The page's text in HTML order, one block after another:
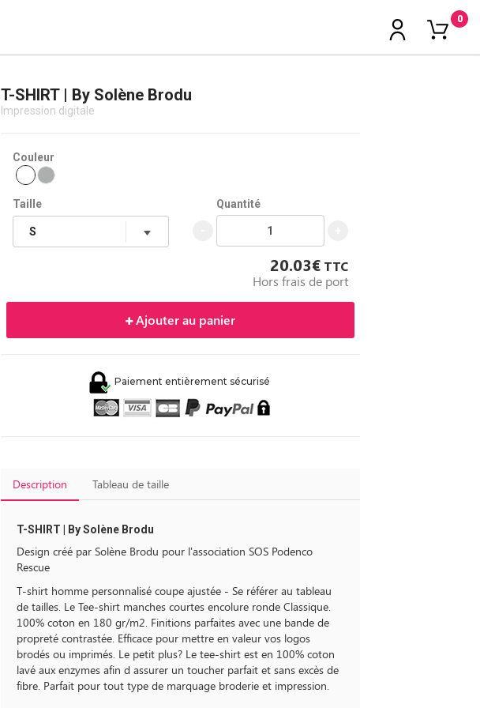
0
T-SHIRT | By Solène Brodu
Impression digitale
Couleur
Taille Quantité
20.03€ TTC
Hors frais de port
Ajouter au panier
Paiement entièrement sécurisé
Description Tableau de taille
T-SHIRT | By Solène Brodu
Design créé par Solène Brodu pour l'association SOS Podenco
Rescue
T-shirt homme personnalisé coupe ajustée - Se référer au tableau
de tailles. Le Tee-shirt manches courtes encolure ronde Classique.
100% coton en 180 gr/m2. Finitions parfaites avec une bande de
propreté contrastée. Efficace pour mettre en valeur vos logos
brodés ou imprimés. Le petit plus? Le tee-shirt est en 100% coton
lavé aux enzymes afin d assurer un toucher parfait et sans excès de
fibre. Parfait pour tout type de marquage broderie et impression.